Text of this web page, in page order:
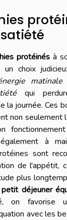
protéinés à
choix
matinale
qui
la journée. Ces
non seulement
à
sont
de l'appétit,
plus
petit déjeuner
on favorise
avec les